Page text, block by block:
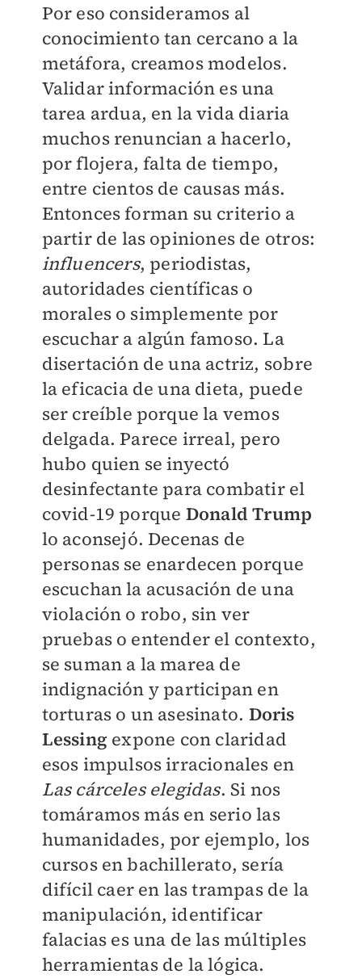
Por eso consideramos al
conocimiento tan cercano a la
metáfora, creamos modelos.
Validar información es una
tarea ardua, en la vida diaria
muchos renuncian a hacerlo,
por flojera, falta de tiempo,
entre cientos de causas más.
Entonces forman su criterio a
partir de las opiniones de otros:
influencers, periodistas,
autoridades científicas o
morales o simplemente por
escuchar a algún famoso. La
disertación de una actriz, sobre
la eficacia de una dieta, puede
ser creíble porque la vemos
delgada. Parece irreal, pero
hubo quien se inyectó
desinfectante para combatir el
covid-19 porque Donald Trump
lo aconsejó. Decenas de
personas se enardecen porque
escuchan la acusación de una
violación o robo, sin ver
pruebas o entender el contexto,
se suman a la marea de
indignación y participan en
torturas o un asesinato. Doris
Lessing expone con claridad
esos impulsos irracionales en
Las cárceles elegidas. Si nos
tomáramos más en serio las
humanidades, por ejemplo, los
cursos en bachillerato, sería
difícil caer en las trampas de la
manipulación, identificar
falacias es una de las múltiples
herramientas de la lógica.